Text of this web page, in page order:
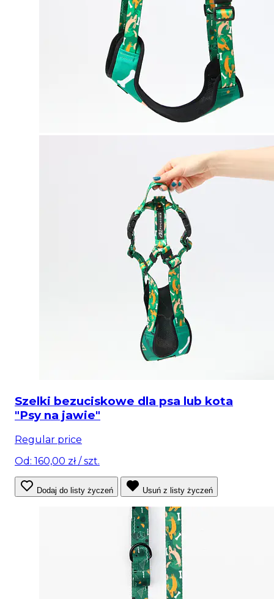
Szelki bezuciskowe dla psa lub kota
"Psy na jawie"
Regular price
Od: 160,00 zł/ szt.
Dodaj do listy życzeń Usuń z listy życzeń